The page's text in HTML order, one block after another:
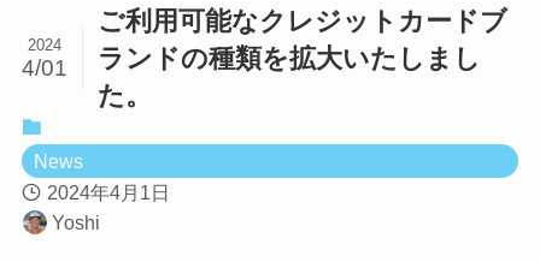
ご利用可能なクレジットカードブ
ランドの種類を拡大いたしまし
た。
2024
4/01
News
2024年4月1日
Yoshi